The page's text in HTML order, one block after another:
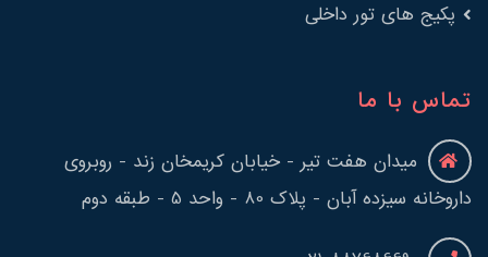
پکیج های تور داخلی
تماس با ما
میدان هفت تیر - خیابان کریمخان زند - روبروی
داروخانه سیزده آبان - پلاک 80 - واحد 5 - طبقه دوم